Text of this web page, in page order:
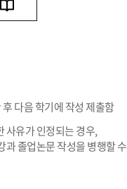
다음 학기에 작성 제출함
사유가 인정되는 경우,
과 졸업논문 작성을 병행할 수